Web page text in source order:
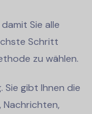
Sie alle
Schritt
zu wählen.
gibt Ihnen die
Nachrichten,